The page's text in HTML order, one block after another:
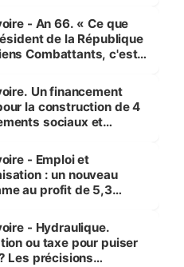
- An 66. « Ce que
de la République
Combattants, c'est
Un financement
la construction de 4
sociaux et
- Emploi et
: un nouveau
au profit de 5,3
- Hydraulique.
ou taxe pour puiser
Les précisions